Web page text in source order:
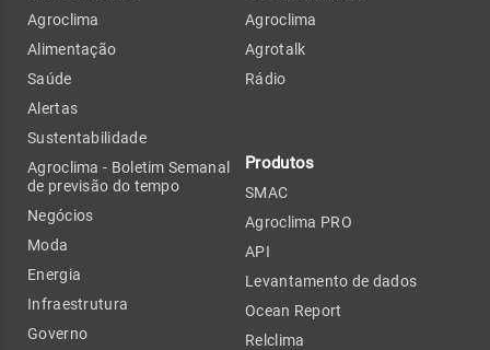
Agroclima
Alimentação
Saúde
Alertas
Sustentabilidade
Agroclima - Boletim Semanal
de previsão do tempo
Negócios
Moda
Energia
Infraestrutura
Governo
Agroclima
Agrotalk
Rádio
Produtos
SMAC
Agroclima PRO
API
Levantamento de dados
Ocean Report
Relclima